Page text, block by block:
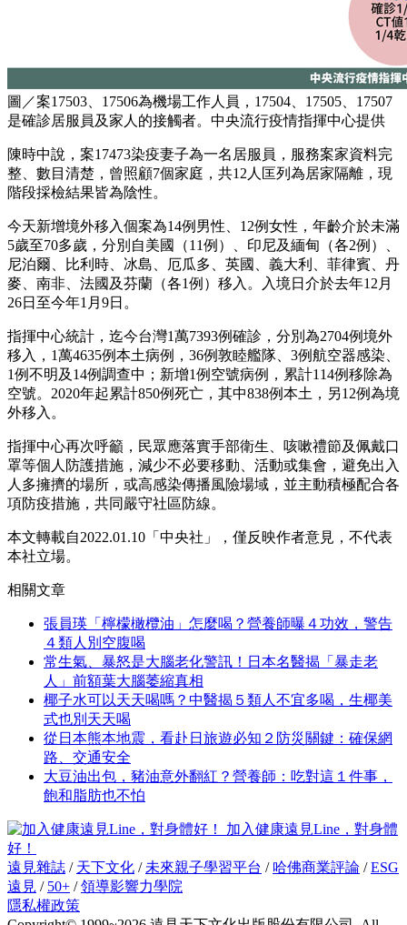
圖／案17503、17506為機場工作人員，17504、17505、17507
是確診居服員及家人的接觸者。中央流行疫情指揮中心提供
陳時中說，案17473染疫妻子為一名居服員，服務案家資料完
整、數目清楚，曾照顧7個家庭，共12人匡列為居家隔離，現
階段採檢結果皆為陰性。
今天新增境外移入個案為14例男性、12例女性，年齡介於未滿
5歲至70多歲，分別自美國（11例）、印尼及緬甸（各2例）、
尼泊爾、比利時、冰島、厄瓜多、英國、義大利、菲律賓、丹
麥、南非、法國及芬蘭（各1例）移入。入境日介於去年12月
26日至今年1月9日。
指揮中心統計，迄今台灣1萬7393例確診，分別為2704例境外
移入，1萬4635例本土病例，36例敦睦艦隊、3例航空器感染、
1例不明及14例調查中；新增1例空號病例，累計114例移除為
空號。2020年起累計850例死亡，其中838例本土，另12例為境
外移入。
指揮中心再次呼籲，民眾應落實手部衛生、咳嗽禮節及佩戴口
罩等個人防護措施，減少不必要移動、活動或集會，避免出入
人多擁擠的場所，或高感染傳播風險場域，並主動積極配合各
項防疫措施，共同嚴守社區防線。
本文轉載自2022.01.10「中央社」，僅反映作者意見，不代表
本社立場。
相關文章
張員瑛「檸檬橄欖油」怎麼喝？營養師曝４功效，警告
４類人別空腹喝
常生氣、暴怒是大腦老化警訊！日本名醫揭「暴走老
人」前額葉大腦萎縮真相
椰子水可以天天喝嗎？中醫揭５類人不宜多喝，生椰美
式也別天天喝
從日本熊本地震，看赴日旅遊必知２防災關鍵：確保網
路、交通安全
大豆油出包，豬油意外翻紅？營養師：吃對這１件事，
飽和脂肪也不怕
加入健康遠見Line，對身體
好！
遠見雜誌 / 天下文化 / 未來親子學習平台 / 哈佛商業評論 /ESG
遠見 / 50+ /領導影響力學院
隱私權政策